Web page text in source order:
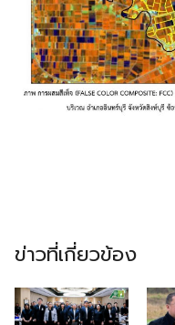
ข่าวที่เกี่ยวข้อง